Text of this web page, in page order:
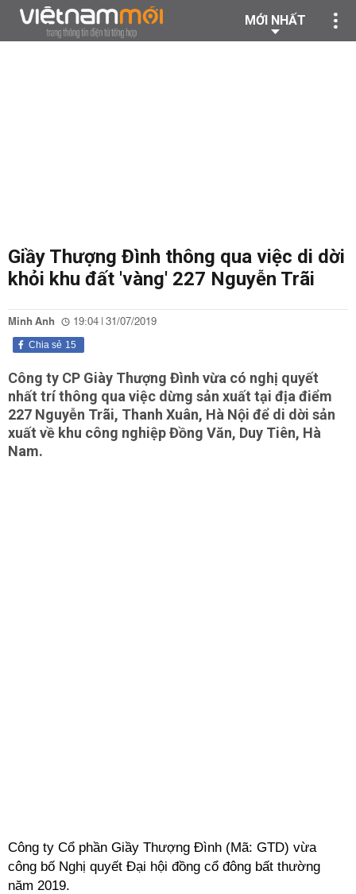
MỚI NHẤT
Giầy Thượng Đình thông qua việc di dời
khỏi khu đất 'vàng' 227 Nguyễn Trãi
Minh Anh 19:04 | 31/07/2019
15
Chia sẻ
Công ty CP Giày Thượng Đình vừa có nghị quyết
nhất trí thông qua việc dừng sản xuất tại địa điểm
227 Nguyễn Trãi, Thanh Xuân, Hà Nội để di dời sản
xuất về khu công nghiệp Đồng Văn, Duy Tiên, Hà
Nam.
Công ty Cổ phần Giầy Thượng Đình (Mã: GTD) vừa
công bố Nghị quyết Đại hội đồng cổ đông bất thường
năm 2019.